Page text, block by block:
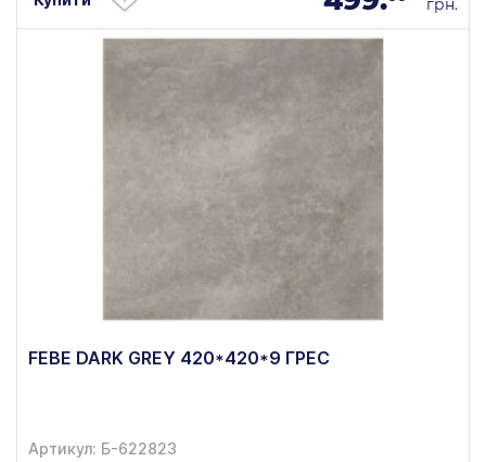
грн.
FEBE DARK GREY 420*420*9 ГРЕС
Артикул: Б-622823